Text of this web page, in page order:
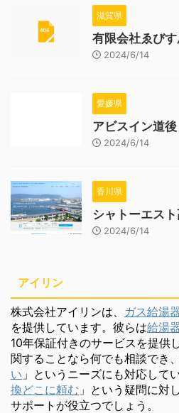
滋賀県
有限会社ゑび
2024/6/14
愛媛県
アビスイン道
2024/6/14
香川県
シャトーエス
2024/6/14
アイリン
株式会社アイリンは、 ガス給湯
を提供しています。彼らは給湯
10年保証付きのサービスを提供
関することなら何でも相談でき
い 」というニーズにも対応して
換どこに頼む 」という疑問に対
サポートが役立つでしょう。